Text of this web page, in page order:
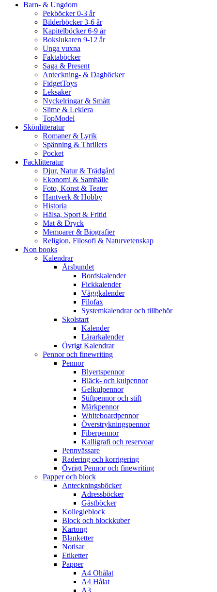
Barn- & Ungdom
Pekböcker 0-3 år
Bilderböcker 3-6 år
Kapitelböcker 6-9 år
Bokslukaren 9-12 år
Unga vuxna
Faktaböcker
Saga & Present
Anteckning- & Dagböcker
FidgetToys
Leksaker
Nyckelringar & Smått
Slime & Leklera
TopModel
Skönlitteratur
Romaner & Lyrik
Spänning & Thrillers
Pocket
Facklitteratur
Djur, Natur & Trädgård
Ekonomi & Samhälle
Foto, Konst & Teater
Hantverk & Hobby
Historia
Hälsa, Sport & Fritid
Mat & Dryck
Memoarer & Biografier
Religion, Filosofi & Naturvetenskap
Non books
Kalendrar
Årsbundet
Bordskalender
Fickkalender
Väggkalender
Filofax
Systemkalendrar och tillbehör
Skolstart
Kalender
Lärarkalender
Övrigt Kalendrar
Pennor och finewriting
Pennor
Blyertspennor
Bläck- och kulpennor
Gelkulpennor
Stiftpennor och stift
Märkpennor
Whiteboardpennor
Överstrykningspennor
Fiberpennor
Kalligrafi och reservoar
Pennvässare
Radering och korrigering
Övrigt Pennor och finewriting
Papper och block
Anteckningsböcker
Adressböcker
Gästböcker
Kollegieblock
Block och blockkuber
Kartong
Blanketter
Notisar
Etiketter
Papper
A4 Ohålat
A4 Hålat
A3